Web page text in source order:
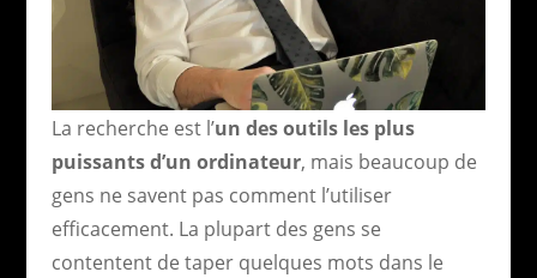
La recherche est l’un des outils les plus
puissants d’un ordinateur, mais beaucoup de
gens ne savent pas comment l’utiliser
efficacement. La plupart des gens se
contentent de taper quelques mots dans le